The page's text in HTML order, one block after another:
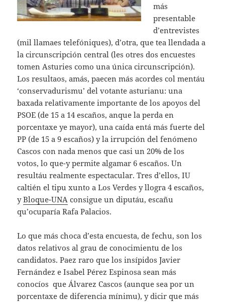
más
presentable
d’entrevistes
(mil llamaes telefóniques), d’otra, que tea llendada a
la circunscripción central (les otres dos encuestes
tomen Asturies como una única circunscripción).
Los resultaos, amás, paecen más acordes col mentáu
‘conservadurismu’ del votante asturianu: una
baxada relativamente importante de los apoyos del
PSOE (de 15 a 14 escaños, anque la perda en
porcentaxe ye mayor), una caída entá más fuerte del
PP (de 15 a 9 escaños) y la irrupción del fenómeno
Cascos con nada menos que casi un 20% de los
votos, lo que-y permite algamar 6 escaños. Un
resultáu realmente espectacular. Tres d’ellos, IU
caltién el tipu xunto a Los Verdes y llogra 4 escaños,
yBloque-UNA consigue un diputáu, escañu
qu’ocuparía Rafa Palacios.
Lo que más choca d’esta encuesta, de fechu, son los
datos relativos al grau de conocimientu de los
candidatos. Paez raro que los insípidos Javier
Fernández e Isabel Pérez Espinosa sean más
conocíos que Álvarez Cascos (aunque sea por un
porcentaxe de diferencia mínimu), y dicir que más